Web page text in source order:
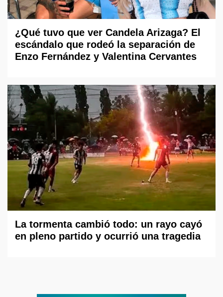
¿Qué tuvo que ver Candela Arizaga? El
escándalo que rodeó la separación de
Enzo Fernández y Valentina Cervantes
La tormenta cambió todo: un rayo cayó
en pleno partido y ocurrió una tragedia